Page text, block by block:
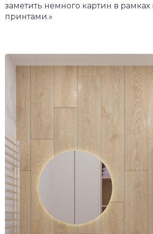
заметить немного картин в
принтами.»